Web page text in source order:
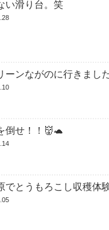
い滑り台。笑
ーンながのに行きました
倒せ！！👹🐢
でとうもろこし収穫体